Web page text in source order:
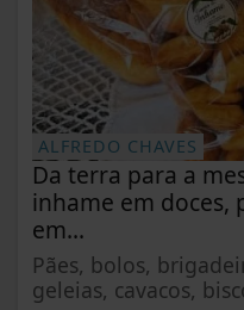
ALFREDO CHAVES
Da terra para a
inhame em doces,
em...
Pães, bolos,
geleias, cavacos,